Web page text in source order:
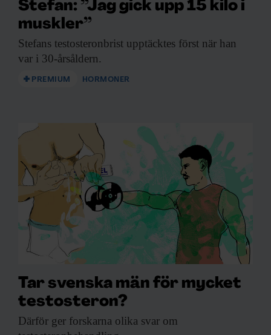
Stefan: ”Jag gick upp 15 kilo i
muskler”
Stefans testosteronbrist upptäcktes först när han
var i 30-årsåldern.
PREMIUM HORMONER
Tar svenska män för mycket
testosteron?
Därför ger forskarna olika svar om